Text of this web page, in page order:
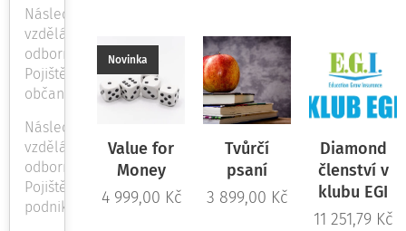
Následné
vzdělávání
odbornost
Pojištění
občanů
Následné
vzdělávání
odbornost
Pojištění
podnikatelů
Value for
Money
Novinka
4 999,00 Kč
Tvůrčí
psaní
3 899,00 Kč
Diamond
členství v
klubu EGI
11 251,79 Kč